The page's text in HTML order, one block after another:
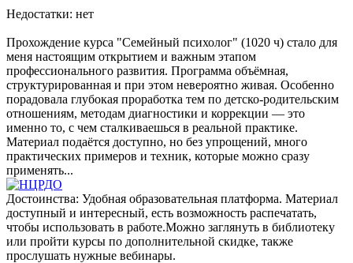
Недостатки: нет
Прохождение курса "Семейный психолог" (1020 ч) стало для
меня настоящим открытием и важным этапом
профессионального развития. Программа объёмная,
структурированная и при этом невероятно живая. Особенно
порадовала глубокая проработка тем по детско-родительским
отношениям, методам диагностики и коррекции — это
именно то, с чем сталкиваешься в реальной практике.
Материал подаётся доступно, но без упрощений, много
практических примеров и техник, которые можно сразу
применять...
Достоинства: Удобная образовательная платформа. Материал
доступный и интересный, есть возможность распечатать,
чтобы использовать в работе.Можно заглянуть в библиотеку
или пройти курсы по дополнительной скидке, также
прослушать нужные вебинары.